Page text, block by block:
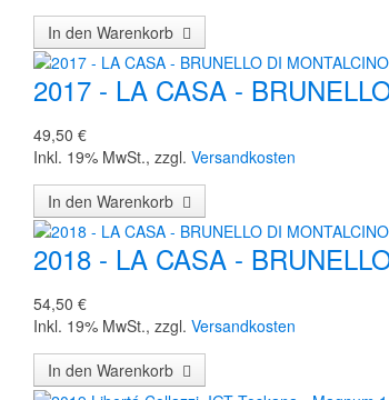
In den Warenkorb
2017 - LA CASA -
49,50 €
Inkl. 19% MwSt., zzgl. Versandkosten
In den Warenkorb
2018 - LA CASA -
54,50 €
Inkl. 19% MwSt., zzgl. Versandkosten
In den Warenkorb